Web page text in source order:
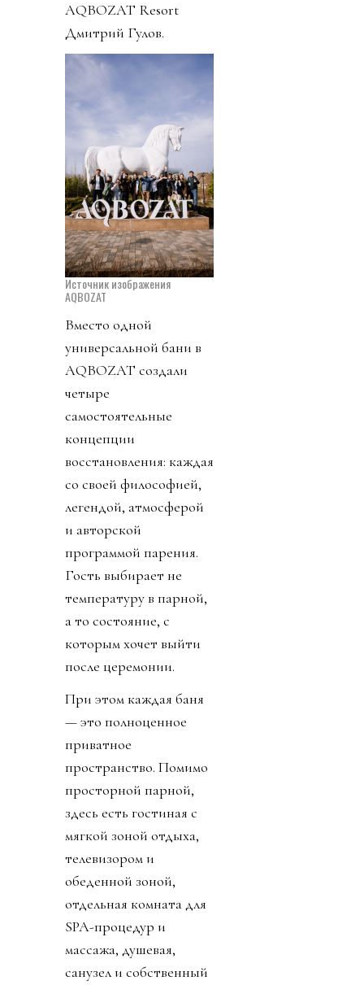
AQBOZAT Resort
Дмитрий Гулов.
Источник изображения
AQBOZAT
Вместо одной
универсальной бани в
AQBOZAT создали
четыре
самостоятельные
концепции
восстановления: каждая
со своей философией,
легендой, атмосферой
и авторской
программой парения.
Гость выбирает не
температуру в парной,
а то состояние, с
которым хочет выйти
после церемонии.
При этом каждая баня
— это полноценное
приватное
пространство. Помимо
просторной парной,
здесь есть гостиная с
мягкой зоной отдыха,
телевизором и
обеденной зоной,
отдельная комната для
SPA-процедур и
массажа, душевая,
санузел и собственный